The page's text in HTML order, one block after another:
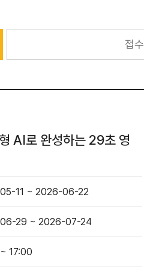
접수
AI로 완성하는 29초 영
11 ~ 2026-06-22
29 ~ 2026-07-24
17:00